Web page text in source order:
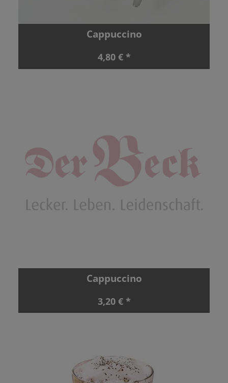
Cappuccino
4,80 € *
Cappuccino
3,20 € *